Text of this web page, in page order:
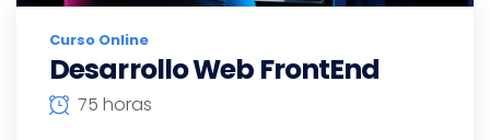
Curso Online
Desarrollo Web FrontEnd
75 horas